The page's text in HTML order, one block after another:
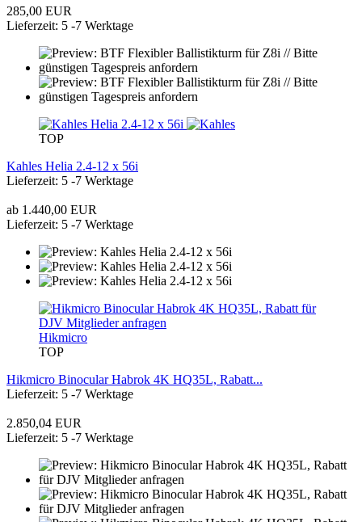
285,00 EUR
Lieferzeit: 5 -7 Werktage
TOP
Kahles Helia 2.4-12 x 56i
Lieferzeit: 5 -7 Werktage
ab 1.440,00 EUR
Lieferzeit: 5 -7 Werktage
Hikmicro
TOP
Hikmicro Binocular Habrok 4K HQ35L, Rabatt...
Lieferzeit: 5 -7 Werktage
2.850,04 EUR
Lieferzeit: 5 -7 Werktage